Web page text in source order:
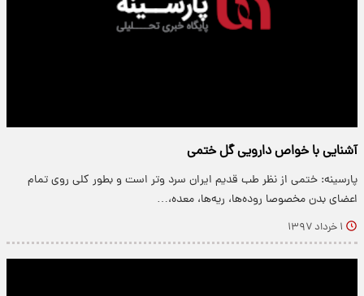
آشنایی با خواص دارویی گل ختمی
پارسینه: ختمی از نظر طب قدیم ایران سرد و‌تر است و بطور کلی روی تمام
اعضای بدن مخصوصا روده‌ها، ریه‌ها، معده،…
۱ خرداد ۱۳۹۷